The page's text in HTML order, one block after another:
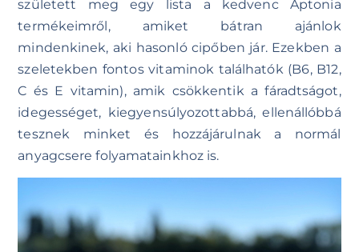
született meg egy lista a kedvenc Aptonia
termékeimről, amiket bátran ajánlok
mindenkinek, aki hasonló cipőben jár. Ezekben a
szeletekben fontos vitaminok találhatók (B6, B12,
C és E vitamin), amik csökkentik a fáradtságot,
idegességet, kiegyensúlyozottabbá, ellenállóbbá
tesznek minket és hozzájárulnak a normál
anyagcsere folyamatainkhoz is.